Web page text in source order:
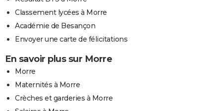
Classement lycées à Morre
Académie de Besançon
Envoyer une carte de félicitations
En savoir plus sur Morre
Morre
Maternités à Morre
Crèches et garderies à Morre